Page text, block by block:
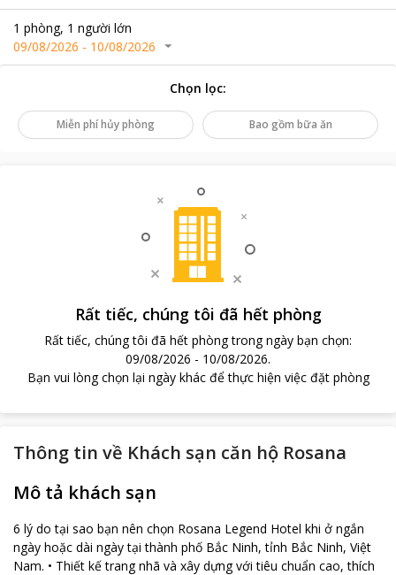
1 phòng, 1 người lớn
09/08/2026 - 10/08/2026
Chọn lọc:
Miễn phí hủy phòng Bao gồm bữa ăn
Rất tiếc, chúng tôi đã hết phòng
Rất tiếc, chúng tôi đã hết phòng trong ngày bạn chọn:
09/08/2026 - 10/08/2026.
Bạn vui lòng chọn lại ngày khác để thực hiện việc đặt phòng
Thông tin về Khách sạn căn hộ Rosana
Mô tả khách sạn
6 lý do tại sao bạn nên chọn Rosana Legend Hotel khi ở ngắn
ngày hoặc dài ngày tại thành phố Bắc Ninh, tỉnh Bắc Ninh, Việt
Nam. • Thiết kế trang nhã và xây dựng với tiêu chuẩn cao, thích